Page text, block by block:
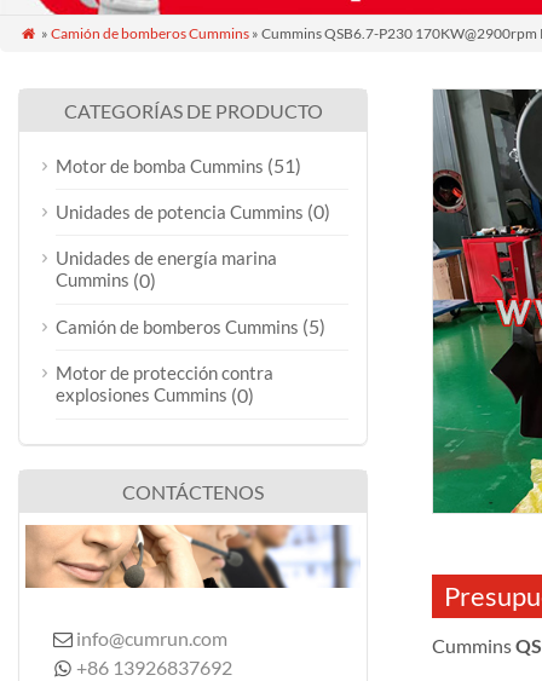
 » Camión de bomberos Cummins » Cummins QSB6.7-P230 170KW@2900rpm
Cummins
CATEGORÍAS DE PRODUCTO
Motor de bomba Cummins (51)
Unidades de potencia Cummins (0)
Unidades de energía marina
Cummins (0)
Camión de bomberos Cummins (5)
Motor de protección contra
explosiones Cummins (0)
CONTÁCTENOS
 info@cumrun.com
 +86 13926837692